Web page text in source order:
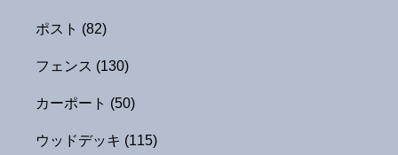
ポスト (82)
フェンス (130)
カーポート (50)
ウッドデッキ (115)